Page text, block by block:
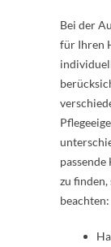
Bei der
für Ihren
zu
beachten: